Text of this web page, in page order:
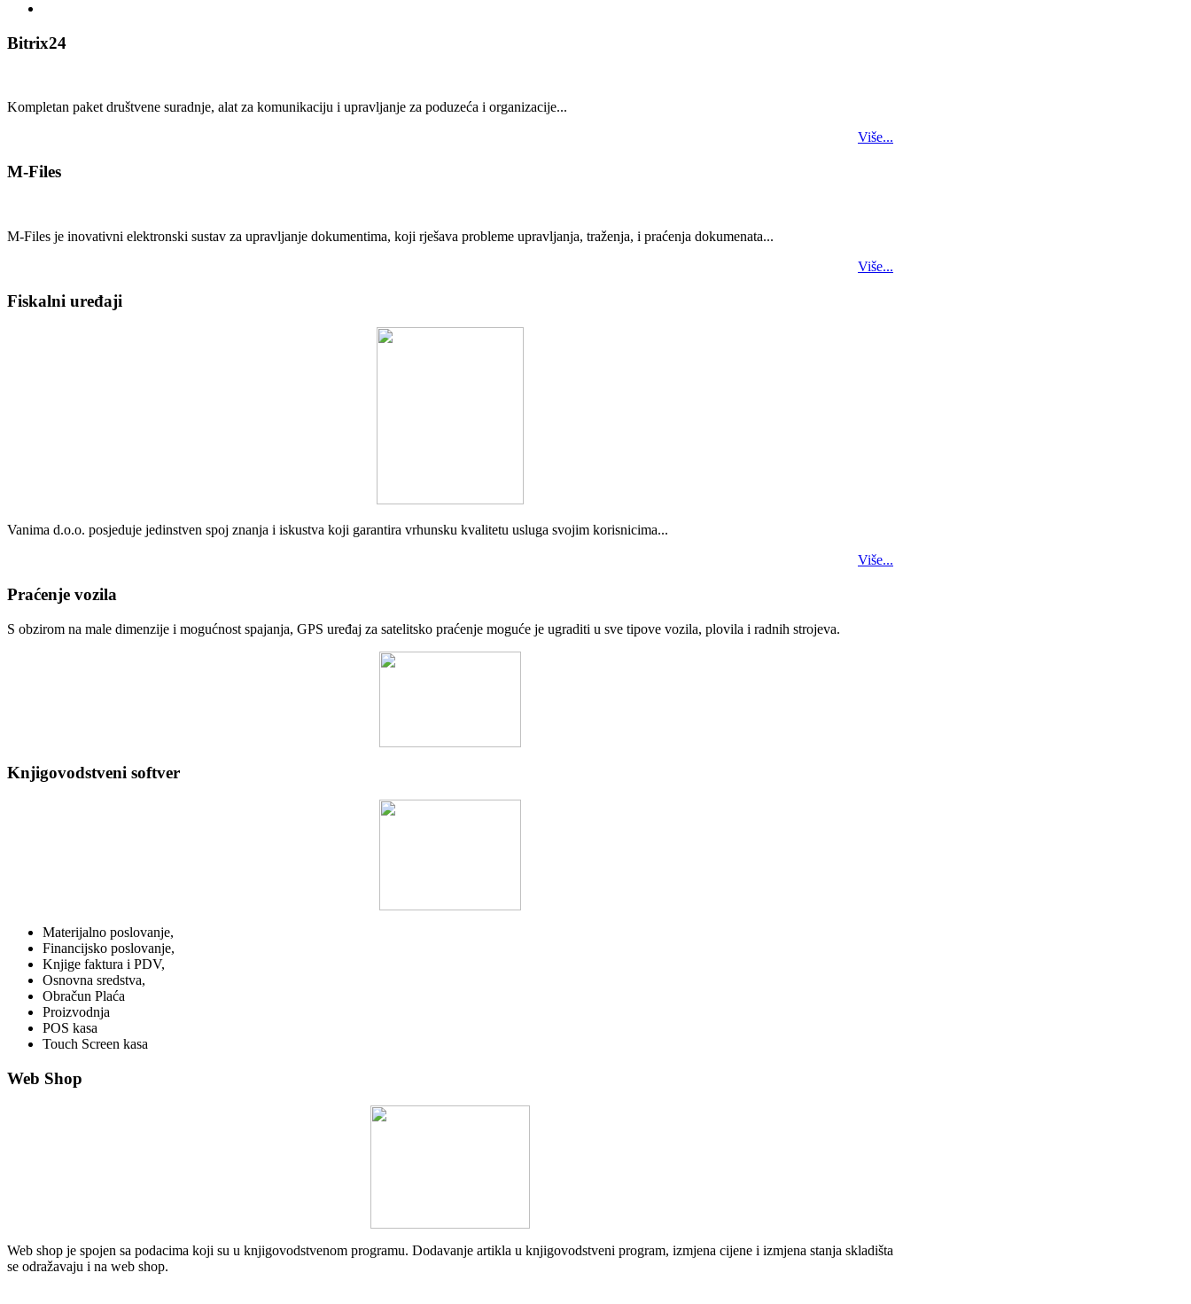
Bitrix24
Kompletan paket društvene suradnje, alat za komunikaciju i upravljanje za poduzeća i organizacije...
Više...
M-Files
M-Files je inovativni elektronski sustav za upravljanje dokumentima, koji rješava probleme upravljanja, traženja, i praćenja dokumenata...
Više...
Fiskalni uređaji
Vanima d.o.o. posjeduje jedinstven spoj znanja i iskustva koji garantira vrhunsku kvalitetu usluga svojim korisnicima...
Više...
Praćenje vozila
S obzirom na male dimenzije i mogućnost spajanja, GPS uređaj za satelitsko praćenje moguće je ugraditi u sve tipove vozila, plovila i radnih strojeva.
Knjigovodstveni softver
Materijalno poslovanje,
Financijsko poslovanje,
Knjige faktura i PDV,
Osnovna sredstva,
Obračun Plaća
Proizvodnja
POS kasa
Touch Screen kasa
Web Shop
Web shop je spojen sa podacima koji su u knjigovodstvenom programu. Dodavanje artikla u knjigovodstveni program, izmjena cijene i izmjena stanja skladišta
se odražavaju i na web shop.